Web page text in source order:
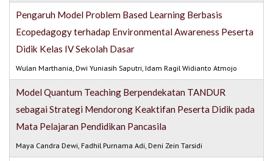
Pengaruh Model Problem Based Learning Berbasis
Ecopedagogy terhadap Environmental Awareness Peserta
Didik Kelas IV Sekolah Dasar
Wulan Marthania, Dwi Yuniasih Saputri, Idam Ragil Widianto Atmojo
Model Quantum Teaching Berpendekatan TANDUR
sebagai Strategi Mendorong Keaktifan Peserta Didik pada
Mata Pelajaran Pendidikan Pancasila
Maya Candra Dewi, Fadhil Purnama Adi, Deni Zein Tarsidi